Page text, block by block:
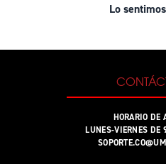
Lo
HORARIO DE
LUNES-VIERNES DE